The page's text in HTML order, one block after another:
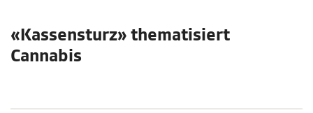
«Kassensturz» thematisiert
Cannabis